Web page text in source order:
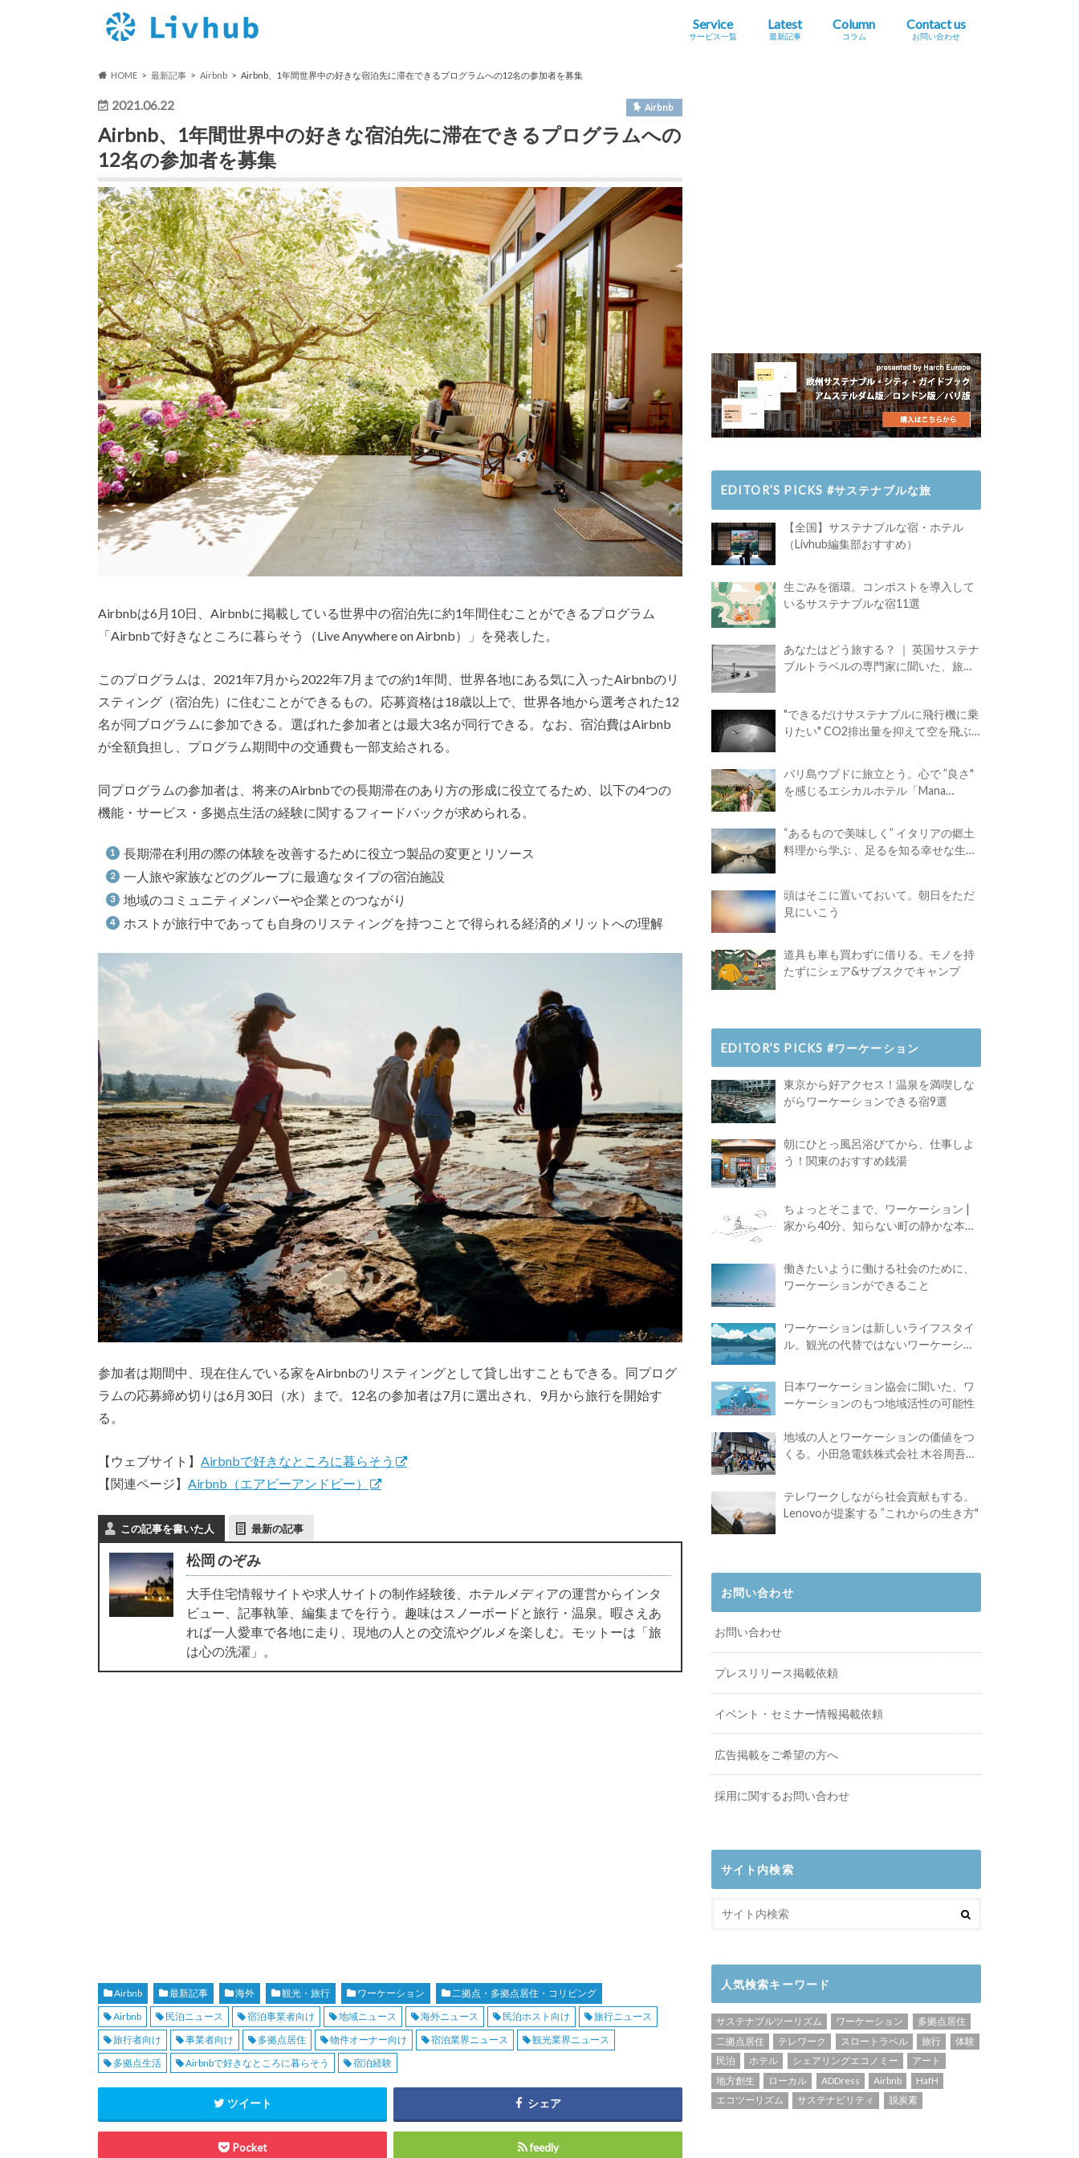
Service
サービス一覧
Latest
最新記事
Column
コラム
Contact us
お問い合わせ
HOME 最新記事 Airbnb Airbnb、1年間世界中の好きな宿泊先に滞在できるプログラムへの12名の参加者を募集
2021.06.22 Airbnb
Airbnb、1年間世界中の好きな宿泊先に滞在できるプログラムへの
12名の参加者を募集
Airbnbは6月10日、Airbnbに掲載している世界中の宿泊先に約1年間住むことができるプログラム
「Airbnbで好きなところに暮らそう（Live Anywhere on Airbnb）」を発表した。
このプログラムは、2021年7月から2022年7月までの約1年間、世界各地にある気に入ったAirbnbのリ
スティング（宿泊先）に住むことができるもの。応募資格は18歳以上で、世界各地から選考された12
名が同ブログラムに参加できる。選ばれた参加者とは最大3名が同行できる。なお、宿泊費はAirbnb
が全額負担し、プログラム期間中の交通費も一部支給される。
同プログラムの参加者は、将来のAirbnbでの長期滞在のあり方の形成に役立てるため、以下の4つの
機能・サービス・多拠点生活の経験に関するフィードバックが求められる。
長期滞在利用の際の体験を改善するために役立つ製品の変更とリソース
一人旅や家族などのグループに最適なタイプの宿泊施設
地域のコミュニティメンバーや企業とのつながり
ホストが旅行中であっても自身のリスティングを持つことで得られる経済的メリットへの理解
参加者は期間中、現在住んでいる家をAirbnbのリスティングとして貸し出すこともできる。同プログ
ラムの応募締め切りは6月30日（水）まで。12名の参加者は7月に選出され、9月から旅行を開始す
る。
【ウェブサイト】 Airbnbで好きなところに暮らそう
【関連ページ】 Airbnb（エアビーアンドビー）
この記事を書いた人 最新の記事
松岡 のぞみ
大手住宅情報サイトや求人サイトの制作経験後、ホテルメディアの運営からインタ
ビュー、記事執筆、編集までを行う。趣味はスノーボードと旅行・温泉。暇さえあ
れば一人愛車で各地に走り、現地の人との交流やグルメを楽しむ。モットーは「旅
は心の洗濯」。
Airbnb 最新記事 海外 観光・旅行 ワーケーション
二拠点・多拠点居住・コリビング
Airbnb
民泊ニュース 宿泊事業者向け 地域ニュース 海外ニュース 民泊ホスト向け
旅行ニュース
旅行者向け
事業者向け 多拠点居住 物件オーナー向け 宿泊業界ニュース
観光業界ニュース
多拠点生活
Airbnbで好きなところに暮らそう 宿泊経験
ツイート シェア
Pocket feedly
EDITOR’S PICKS #サステナブルな旅
【全国】サステナブルな宿・ホテル
（Livhub編集部おすすめ）
生ごみを循環。コンポストを導入して
いるサステナブルな宿11選
あなたはどう旅する？ ｜ 英国サステナ
ブルトラベルの専門家に聞いた、旅の
"できるだけサステナブルに飛行機に乗
りたい" CO2排出量を抑えて空を飛ぶ
バリ島ウブドに旅立とう。心で ”良さ"
を感じるエシカルホテル「Mana
“あるもので美味しく” イタリアの郷土
料理から学ぶ 、足るを知る幸せな生き
頭はそこに置いておいて。朝日をただ
見にいこう
道具も車も買わずに借りる。モノを持
たずにシェア&サブスクでキャンプ
EDITOR’S PICKS #ワーケーション
東京から好アクセス！温泉を満喫しな
がらワーケーションできる宿9選
朝にひとっ風呂浴びてから、仕事しよ
う！関東のおすすめ銭湯
ちょっとそこまで、ワーケーション |
家から40分、知らない町の静かな本屋
働きたいように働ける社会のために、
ワーケーションができること
ワーケーションは新しいライフスタイ
ル。観光の代替ではないワーケーショ
日本ワーケーション協会に聞いた、ワ
ーケーションのもつ地域活性の可能性
地域の人とワーケーションの価値をつ
くる。小田急電鉄株式会社 木谷周吾さ
テレワークしながら社会貢献もする。
Lenovoが提案する ”これからの生き方"
お問い合わせ
お問い合わせ
プレスリリース掲載依頼
イベント・セミナー情報掲載依頼
広告掲載をご希望の方へ
採用に関するお問い合わせ
サイト内検索
人気検索キーワード
サステナブルツーリズム ワーケーション
多拠点居住
二拠点居住
テレワーク スロートラベル 旅行
体験
民泊
ホテル シェアリングエコノミー
アート
地方創生
ローカル ADDress Airbnb
HafH
エコツーリズム
サステナビリティ 脱炭素